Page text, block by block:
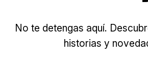
No te detengas aquí.
historias y